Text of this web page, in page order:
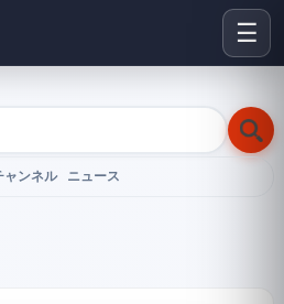
☰
ャンネル ニュース